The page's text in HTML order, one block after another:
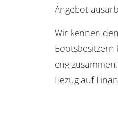
Angebot
Wir kennen
eng
Bezug auf